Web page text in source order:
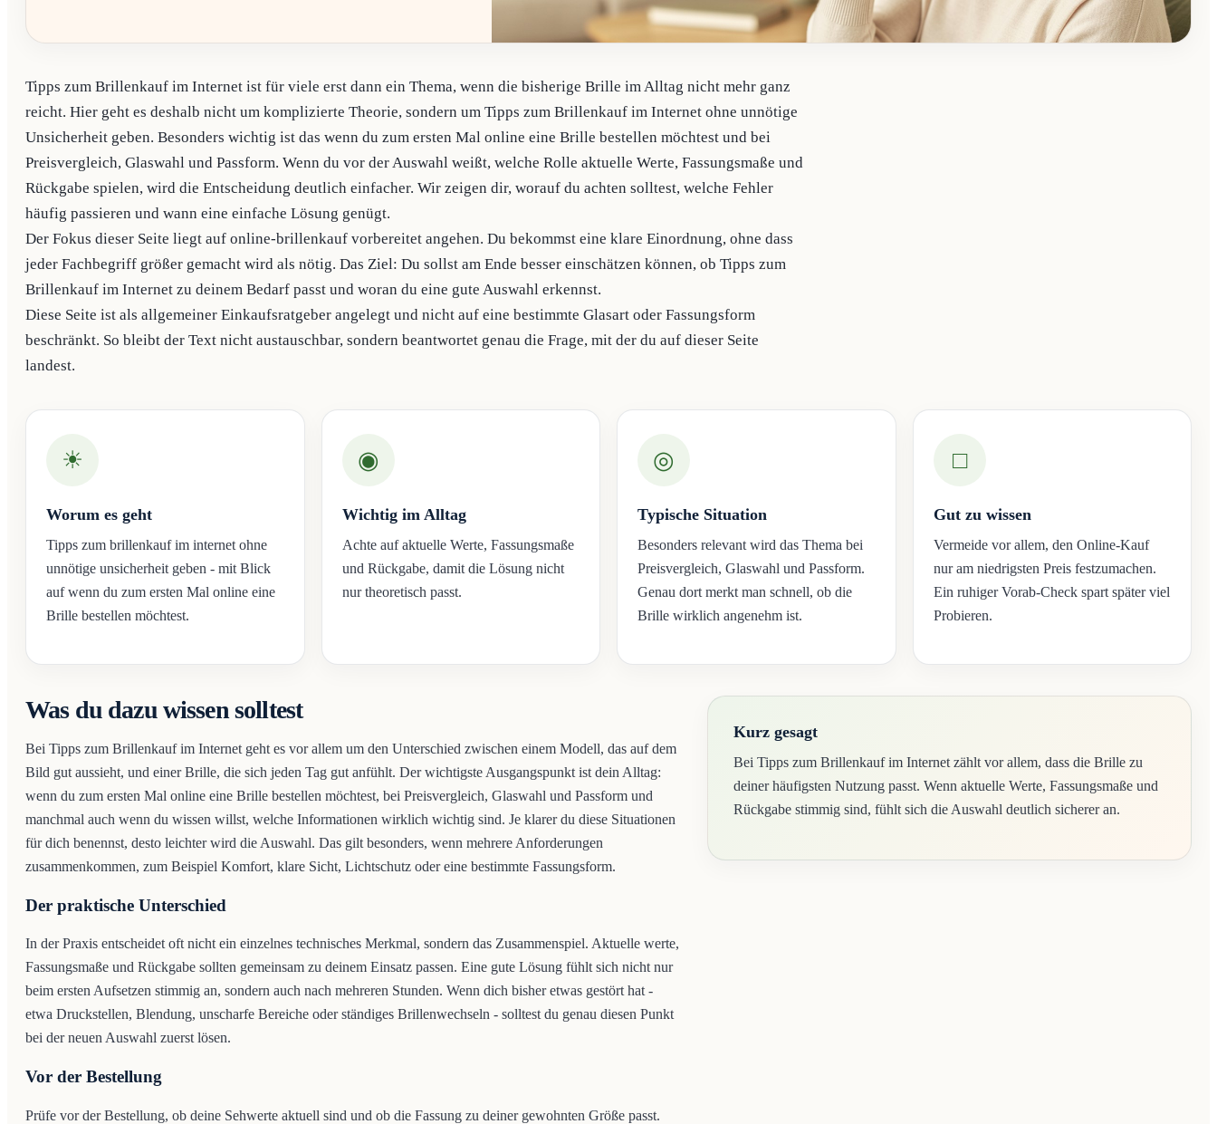
Tipps zum Brillenkauf im Internet ist für viele erst dann ein Thema, wenn die bisherige Brille im Alltag nicht mehr ganz
reicht. Hier geht es deshalb nicht um komplizierte Theorie, sondern um Tipps zum Brillenkauf im Internet ohne unnötige
Unsicherheit geben. Besonders wichtig ist das wenn du zum ersten Mal online eine Brille bestellen möchtest und bei
Preisvergleich, Glaswahl und Passform. Wenn du vor der Auswahl weißt, welche Rolle aktuelle Werte, Fassungsmaße und
Rückgabe spielen, wird die Entscheidung deutlich einfacher. Wir zeigen dir, worauf du achten solltest, welche Fehler
häufig passieren und wann eine einfache Lösung genügt.
Der Fokus dieser Seite liegt auf online-brillenkauf vorbereitet angehen. Du bekommst eine klare Einordnung, ohne dass
jeder Fachbegriff größer gemacht wird als nötig. Das Ziel: Du sollst am Ende besser einschätzen können, ob Tipps zum
Brillenkauf im Internet zu deinem Bedarf passt und woran du eine gute Auswahl erkennst.
Diese Seite ist als allgemeiner Einkaufsratgeber angelegt und nicht auf eine bestimmte Glasart oder Fassungsform
beschränkt. So bleibt der Text nicht austauschbar, sondern beantwortet genau die Frage, mit der du auf dieser Seite
landest.
☀
Worum es geht
Tipps zum brillenkauf im internet ohne
unnötige unsicherheit geben - mit Blick
auf wenn du zum ersten Mal online eine
Brille bestellen möchtest.
◉
Wichtig im Alltag
Achte auf aktuelle Werte, Fassungsmaße
und Rückgabe, damit die Lösung nicht
nur theoretisch passt.
◎
Typische Situation
Besonders relevant wird das Thema bei
Preisvergleich, Glaswahl und Passform.
Genau dort merkt man schnell, ob die
Brille wirklich angenehm ist.
□
Gut zu wissen
Vermeide vor allem, den Online-Kauf
nur am niedrigsten Preis festzumachen.
Ein ruhiger Vorab-Check spart später viel
Probieren.
Was du dazu wissen solltest
Bei Tipps zum Brillenkauf im Internet geht es vor allem um den Unterschied zwischen einem Modell, das auf dem
Bild gut aussieht, und einer Brille, die sich jeden Tag gut anfühlt. Der wichtigste Ausgangspunkt ist dein Alltag:
wenn du zum ersten Mal online eine Brille bestellen möchtest, bei Preisvergleich, Glaswahl und Passform und
manchmal auch wenn du wissen willst, welche Informationen wirklich wichtig sind. Je klarer du diese Situationen
für dich benennst, desto leichter wird die Auswahl. Das gilt besonders, wenn mehrere Anforderungen
zusammenkommen, zum Beispiel Komfort, klare Sicht, Lichtschutz oder eine bestimmte Fassungsform.
Der praktische Unterschied
In der Praxis entscheidet oft nicht ein einzelnes technisches Merkmal, sondern das Zusammenspiel. Aktuelle werte,
Fassungsmaße und Rückgabe sollten gemeinsam zu deinem Einsatz passen. Eine gute Lösung fühlt sich nicht nur
beim ersten Aufsetzen stimmig an, sondern auch nach mehreren Stunden. Wenn dich bisher etwas gestört hat -
etwa Druckstellen, Blendung, unscharfe Bereiche oder ständiges Brillenwechseln - solltest du genau diesen Punkt
bei der neuen Auswahl zuerst lösen.
Vor der Bestellung
Prüfe vor der Bestellung, ob deine Sehwerte aktuell sind und ob die Fassung zu deiner gewohnten Größe passt.
Kurz gesagt
Bei Tipps zum Brillenkauf im Internet zählt vor allem, dass die Brille zu
deiner häufigsten Nutzung passt. Wenn aktuelle Werte, Fassungsmaße und
Rückgabe stimmig sind, fühlt sich die Auswahl deutlich sicherer an.